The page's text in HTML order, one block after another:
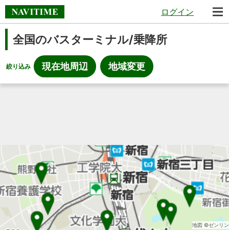
ログイン
全国のバスターミナル/乗降所
絞り込み 現在地周辺 地域変更
地図 ©ゼンリン